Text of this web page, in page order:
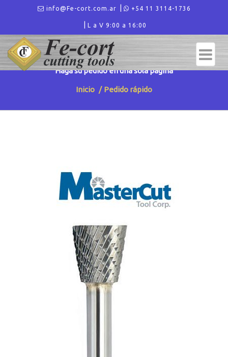
info@Fe-cort.com.ar +54 11 3114-1736
L a V 9:00 a 16:00
PEDIDO RÁPIDO
Haga su pedido en una sola página
Inicio Pedido rápido